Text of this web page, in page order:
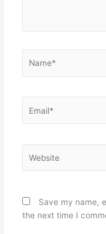
Save my name,
the next time I